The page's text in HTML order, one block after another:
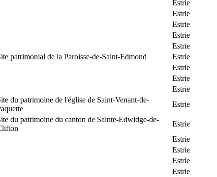
Estrie
Estrie
Estrie
Estrie
Estrie
patrimonial de la Paroisse-de-Saint-Edmond Estrie
Estrie
Estrie
Estrie
du patrimoine de l'église de Saint-Venant-de-
Estrie
du patrimoine du canton de Sainte-Edwidge-de-
Estrie
Estrie
Estrie
Estrie
Estrie